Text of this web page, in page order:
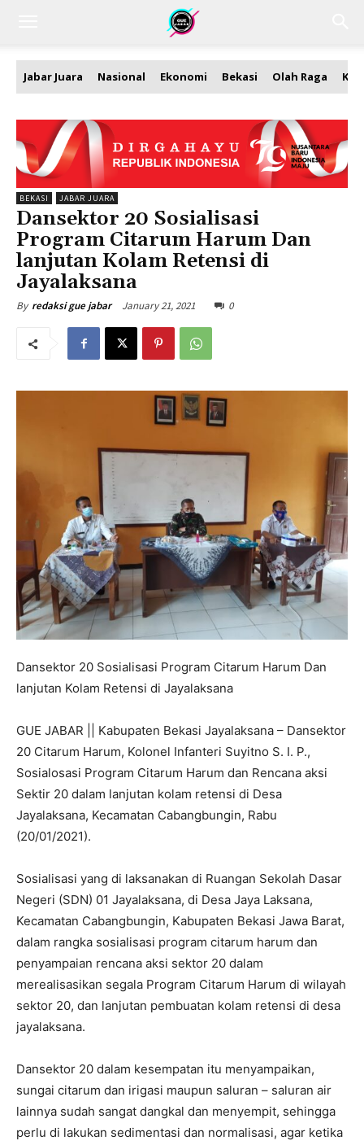
Jabar Juara Nasional Ekonomi Bekasi Olah Raga
BEKASI JABAR JUARA
Dansektor 20 Sosialisasi
Program Citarum Harum Dan
lanjutan Kolam Retensi di
Jayalaksana
By redaksi gue jabar January 21, 2021 0
Dansektor 20 Sosialisasi Program Citarum Harum Dan
lanjutan Kolam Retensi di Jayalaksana
GUE JABAR || Kabupaten Bekasi Jayalaksana – Dansektor
20 Citarum Harum, Kolonel Infanteri Suyitno S. I. P.,
Sosialosasi Program Citarum Harum dan Rencana aksi
Sektir 20 dalam lanjutan kolam retensi di Desa
Jayalaksana, Kecamatan Cabangbungin, Rabu
(20/01/2021).
Sosialisasi yang di laksanakan di Ruangan Sekolah Dasar
Negeri (SDN) 01 Jayalaksana, di Desa Jaya Laksana,
Kecamatan Cabangbungin, Kabupaten Bekasi Jawa Barat,
dalam rangka sosialisasi program citarum harum dan
penyampaian rencana aksi sektor 20 dalam
merealisasikan segala Program Citarum Harum di wilayah
sektor 20, dan lanjutan pembuatan kolam retensi di desa
jayalaksana.
Dansektor 20 dalam kesempatan itu menyampaikan,
sungai citarum dan irigasi maupun saluran – saluran air
lainnya sudah sangat dangkal dan menyempit, sehingga
perlu di lakukan sedimentasi dan normalisasi, agar ketika